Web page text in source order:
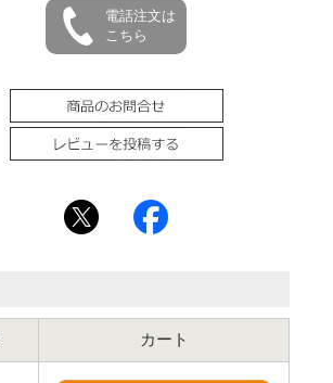
電話注文は
こちら
カート